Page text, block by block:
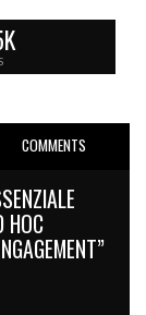
COMMENTS
HOC